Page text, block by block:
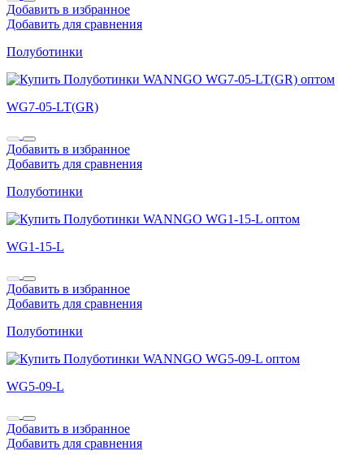
Добавить в избранное
Добавить для сравнения
Полуботинки
WG7-05-LT(GR)
Добавить в избранное
Добавить для сравнения
Полуботинки
WG1-15-L
Добавить в избранное
Добавить для сравнения
Полуботинки
WG5-09-L
Добавить в избранное
Добавить для сравнения